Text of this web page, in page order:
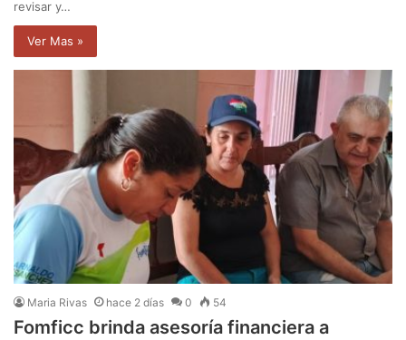
revisar y…
Ver Mas »
Maria Rivas hace 2 días 0 54
Fomficc brinda asesoría financiera a